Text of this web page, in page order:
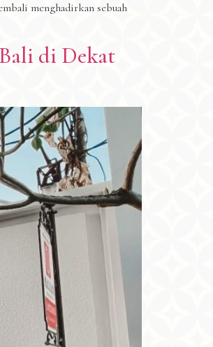
menghadirkan sebuah
di Dekat